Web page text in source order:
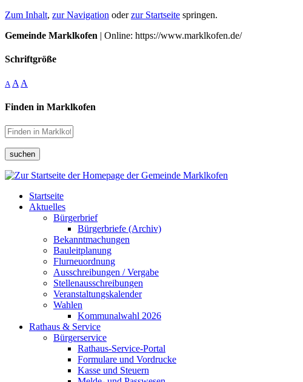
Zum Inhalt, zur Navigation oderzur Startseite springen.
Gemeinde Marklkofen | Online: https://www.marklkofen.de/
Schriftgröße
A A A
Finden in Marklkofen
suchen
Startseite
Aktuelles
Bürgerbrief
Bürgerbriefe (Archiv)
Bekanntmachungen
Bauleitplanung
Flurneuordnung
Ausschreibungen / Vergabe
Stellenausschreibungen
Veranstaltungskalender
Wahlen
Kommunalwahl 2026
Rathaus & Service
Bürgerservice
Rathaus-Service-Portal
Formulare und Vordrucke
Kasse und Steuern